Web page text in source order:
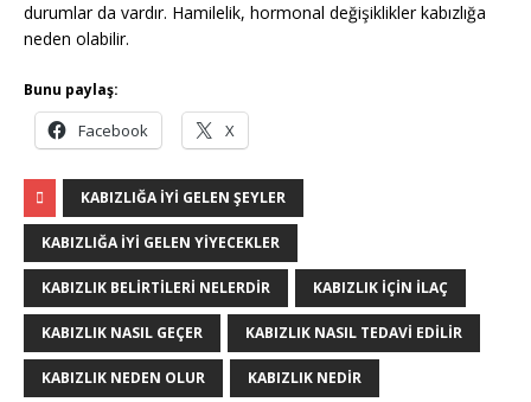
durumlar da vardır. Hamilelik, hormonal değişiklikler kabızlığa
neden olabilir.
Bunu paylaş:
Facebook X
KABIZLIĞA IYI GELEN ŞEYLER
KABIZLIĞA IYI GELEN YIYECEKLER
KABIZLIK BELIRTILERI NELERDIR KABIZLIK IÇIN ILAÇ
KABIZLIK NASIL GEÇER KABIZLIK NASIL TEDAVI EDILIR
KABIZLIK NEDEN OLUR KABIZLIK NEDIR